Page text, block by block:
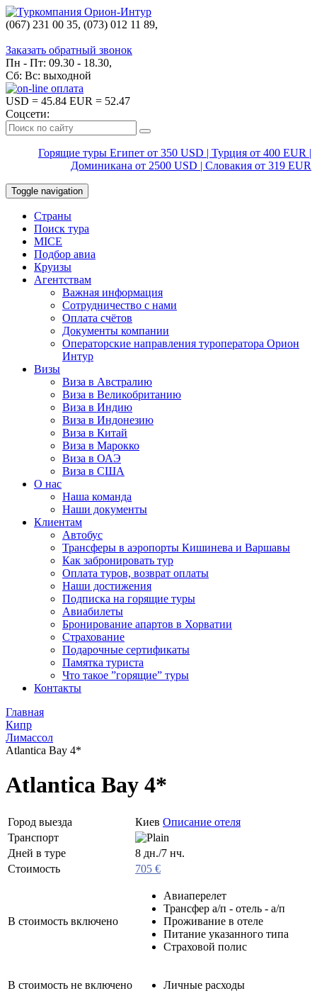
(067) 231 00 35, (073) 012 11 89,
Заказать обратный звонок
Пн - Пт: 09.30 - 18.30,
Сб: Вс: выходной
USD = 45.84 EUR = 52.47
Соцсети:
Горящие туры Египет от 350 USD | Турция от 400 EUR |
Доминикана от 2500 USD | Словакия от 319 EUR
Toggle navigation
Страны
Поиск тура
MICE
Подбор авиа
Круизы
Агентствам
Важная информация
Сотрудничество с нами
Оплата счётов
Документы компании
Операторские направления туроператора Орион
Интур
Визы
Виза в Австралию
Виза в Великобританию
Виза в Индию
Виза в Индонезию
Виза в Китай
Виза в Марокко
Виза в ОАЭ
Виза в США
О нас
Наша команда
Наши документы
Клиентам
Автобус
Трансферы в аэропорты Кишинева и Варшавы
Как забронировать тур
Оплата туров, возврат оплаты
Наши достижения
Подписка на горящие туры
Авиабилеты
Бронирование апартов в Хорватии
Страхование
Подарочные сертификаты
Памятка туриста
Что такое ”горящие” туры
Контакты
Главная
Кипр
Лимассол
Atlantica Bay 4*
Atlantica Bay 4*
Город выезда Киев Описание отеля
Транспорт
Дней в туре
8 дн./7 нч.
Стоимость
705 €
В стоимость включено
Авиаперелет
Трансфер а/п - отель - а/п
Проживание в отеле
Питание указанного типа
Страховой полис
В стоимость не включено Личные расходы